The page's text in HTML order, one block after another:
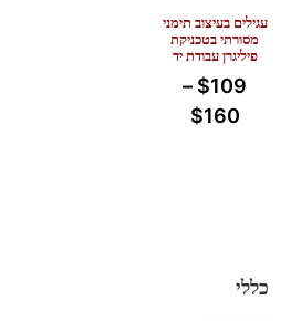
עגילים בעיצוב תימני
מסורתי בטכניקת
פיליגרן עבודת יד
$109
–
$160
כללי